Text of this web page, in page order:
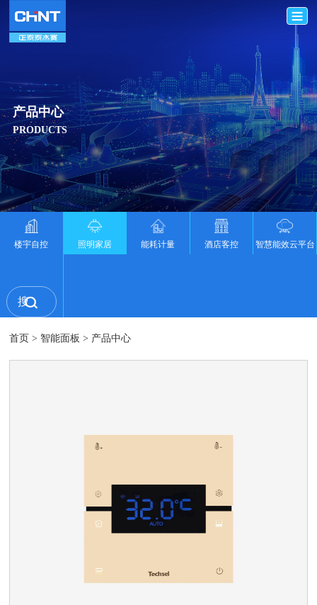
产品中心
PRODUCTS
楼宇自控 照明家居 能耗计量 酒店客控 智慧能效云平台
首页 > 智能面板 > 产品中心